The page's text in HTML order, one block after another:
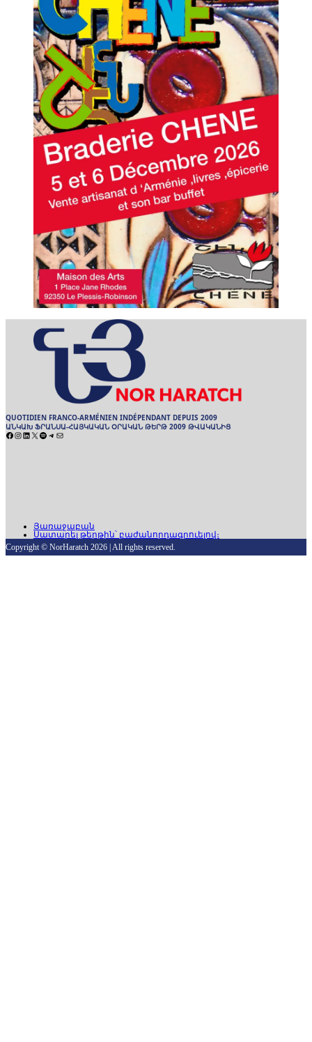
QUOTIDIEN FRANCO-ARMÉNIEN INDÉPENDANT DEPUIS 2009
ԱՆԿԱԽ ՖՐԱՆՍԱ-ՀԱՅԿԱԿԱՆ ՕՐԱԿԱՆ ԹԵՐԹ 2009 ԹՎԱԿԱՆԻՑ
Facebook
Instagram
LinkedIn
X Spotify
Telegram
Mail
Յառաջաբան
Սատարել թերթին՝ բաժանորդագրուելով։
Copyright © NorHaratch 2026 | All rights reserved.